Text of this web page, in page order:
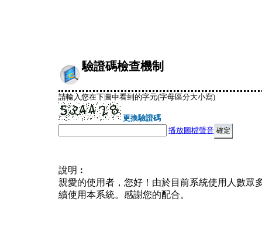
驗證碼檢查機制
請輸入您在下圖中看到的字元(字母區分大小寫)
更換驗證碼
播放圖檔聲音
說明︰
親愛的使用者，您好！由於目前系統使用人數眾
續使用本系統。感謝您的配合。